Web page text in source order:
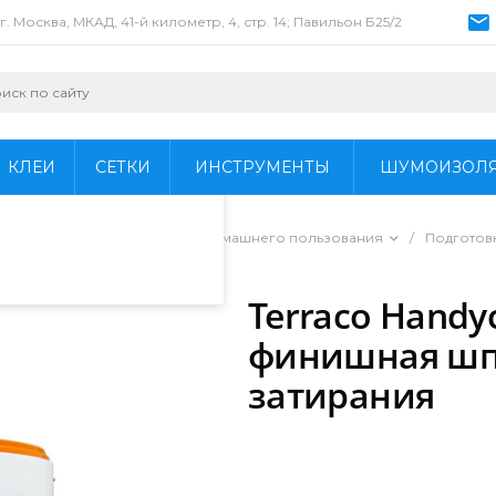
и
.
г. Москва, МКАД, 41-й километр, 4, стр. 14; Павильон Б25/2
КЛЕИ СЕТКИ ИНСТРУМЕНТЫ
для профессионального и домашнего пользования /
затирания
Terraco
финишная
затирания